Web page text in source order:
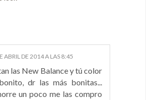
ABRIL DE 2014 A LAS 8:45
las New Balance y tú color
dr las más bonitas...
un poco me las compro